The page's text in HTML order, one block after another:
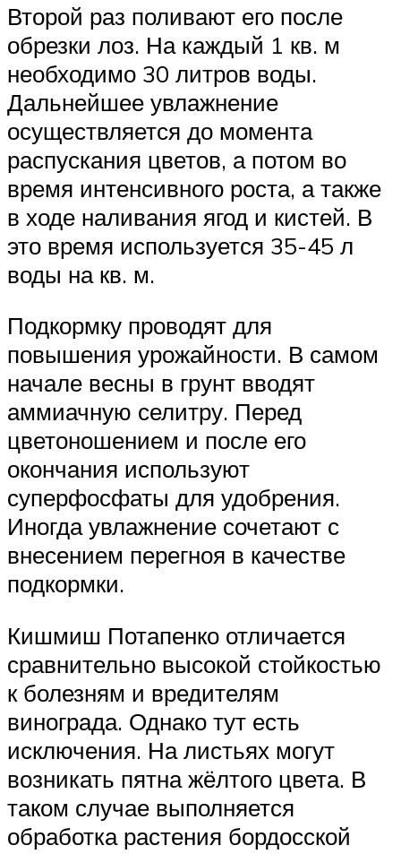
Второй раз поливают его после
обрезки лоз. На каждый 1 кв. м
необходимо 30 литров воды.
Дальнейшее увлажнение
осуществляется до момента
распускания цветов, а потом во
время интенсивного роста, а также
в ходе наливания ягод и кистей. В
это время используется 35-45 л
воды на кв. м.
Подкормку проводят для
повышения урожайности. В самом
начале весны в грунт вводят
аммиачную селитру. Перед
цветоношением и после его
окончания используют
суперфосфаты для удобрения.
Иногда увлажнение сочетают с
внесением перегноя в качестве
подкормки.
Кишмиш Потапенко отличается
сравнительно высокой стойкостью
к болезням и вредителям
винограда. Однако тут есть
исключения. На листьях могут
возникать пятна жёлтого цвета. В
таком случае выполняется
обработка растения бордосской